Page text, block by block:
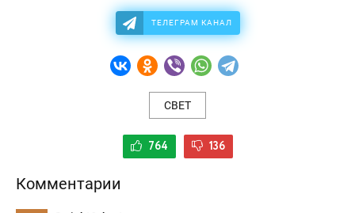
ТЕЛЕГРАМ КАНАЛ
СВЕТ
764 136
Комментарии